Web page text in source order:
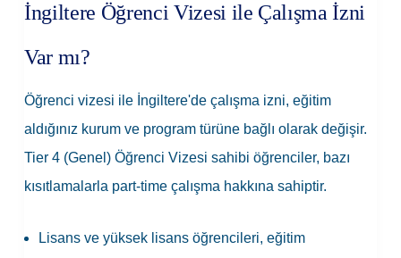
İngiltere Öğrenci Vizesi ile Çalışma İzni
Var mı?
Öğrenci vizesi ile İngiltere'de çalışma izni, eğitim
aldığınız kurum ve program türüne bağlı olarak değişir.
Tier 4 (Genel) Öğrenci Vizesi sahibi öğrenciler, bazı
kısıtlamalarla part-time çalışma hakkına sahiptir.
Lisans ve yüksek lisans öğrencileri, eğitim